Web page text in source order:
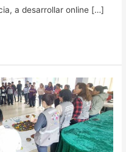
a desarrollar online […]